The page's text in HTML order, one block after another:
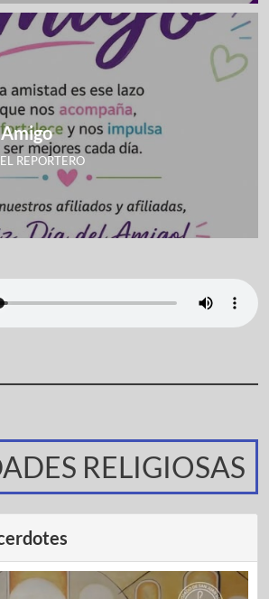
EL REPORTERO
RELIGIOSAS